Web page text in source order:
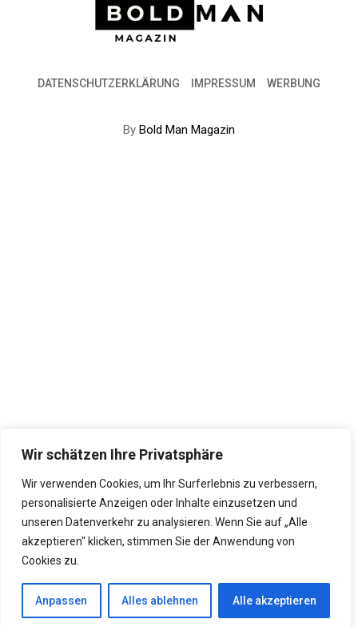
Wir schätzen Ihre Privatsphäre
Wir verwenden Cookies, um Ihr Surferlebnis zu verbessern,
personalisierte Anzeigen oder Inhalte einzusetzen und
unseren Datenverkehr zu analysieren. Wenn Sie auf „Alle
akzeptieren" klicken, stimmen Sie der Anwendung von
Cookies zu.
Anpassen Alles ablehnen Alle akzeptieren
DATENSCHUTZERKLÄRUNG IMPRESSUM WERBUNG
By Bold Man Magazin